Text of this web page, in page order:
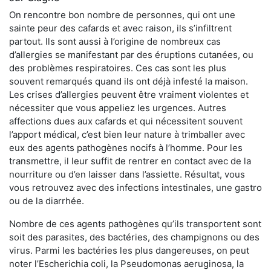
On rencontre bon nombre de personnes, qui ont une
sainte peur des cafards et avec raison, ils s’infiltrent
partout. Ils sont aussi à l’origine de nombreux cas
d’allergies se manifestant par des éruptions cutanées, ou
des problèmes respiratoires. Ces cas sont les plus
souvent remarqués quand ils ont déjà infesté la maison.
Les crises d’allergies peuvent être vraiment violentes et
nécessiter que vous appeliez les urgences. Autres
affections dues aux cafards et qui nécessitent souvent
l’apport médical, c’est bien leur nature à trimballer avec
eux des agents pathogènes nocifs à l’homme. Pour les
transmettre, il leur suffit de rentrer en contact avec de la
nourriture ou d’en laisser dans l’assiette. Résultat, vous
vous retrouvez avec des infections intestinales, une gastro
ou de la diarrhée.
Nombre de ces agents pathogènes qu’ils transportent sont
soit des parasites, des bactéries, des champignons ou des
virus. Parmi les bactéries les plus dangereuses, on peut
noter l’Escherichia coli, la Pseudomonas aeruginosa, la